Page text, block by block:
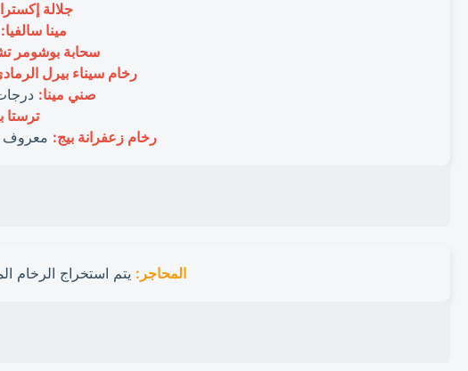
جلالة
مينا سالفيا:
سحابة بوشومر
رخام سيناء بيرل
صني مينا:
ترستا
رخام زعفرانة بيج: معروف
المحاجر: يتم استخراج